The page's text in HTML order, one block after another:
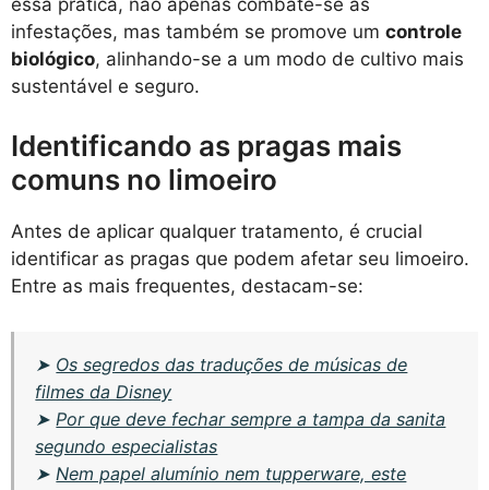
essa prática, não apenas combate-se as
infestações, mas também se promove um controle
biológico, alinhando-se a um modo de cultivo mais
sustentável e seguro.
Identificando as pragas mais
comuns no limoeiro
Antes de aplicar qualquer tratamento, é crucial
identificar as pragas que podem afetar seu limoeiro.
Entre as mais frequentes, destacam-se:
➤ Os segredos das traduções de músicas de
filmes da Disney
➤ Por que deve fechar sempre a tampa da sanita
segundo especialistas
➤ Nem papel alumínio nem tupperware, este